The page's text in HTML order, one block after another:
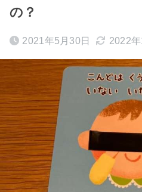
の？
2021年5月30日 2022